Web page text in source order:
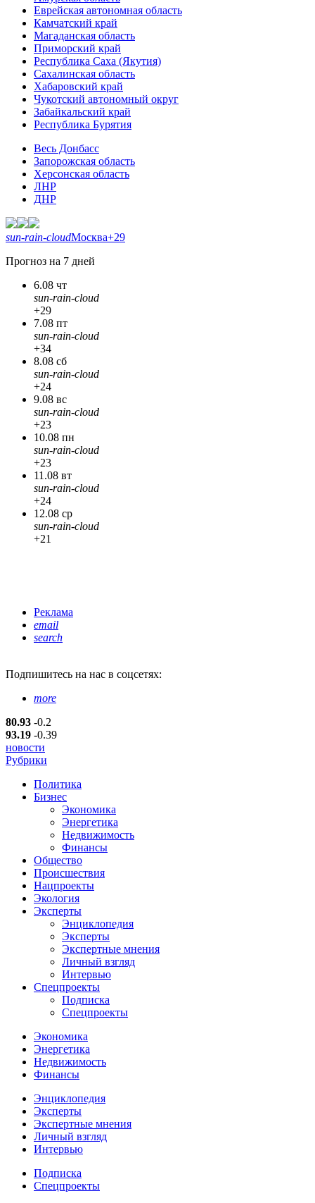
Еврейская автономная область
Камчатский край
Магаданская область
Приморский край
Республика Саха (Якутия)
Сахалинская область
Хабаровский край
Чукотский автономный округ
Забайкальский край
Республика Бурятия
Весь Донбасс
Запорожская область
Херсонская область
ЛНР
ДНР
sun-rain-cloudМосква+29
Прогноз на 7 дней
6.08 чт
sun-rain-cloud
+29
7.08 пт
sun-rain-cloud
+34
8.08 сб
sun-rain-cloud
+24
9.08 вс
sun-rain-cloud
+23
10.08 пн
sun-rain-cloud
+23
11.08 вт
sun-rain-cloud
+24
12.08 ср
sun-rain-cloud
+21
Реклама
email
search
Подпишитесь на нас в соцсетях:
more
80.93 -0.2
93.19 -0.39
новости
Рубрики
Политика
Бизнес
Экономика
Энергетика
Недвижимость
Финансы
Общество
Происшествия
Нацпроекты
Экология
Эксперты
Энциклопедия
Эксперты
Экспертные мнения
Личный взгляд
Интервью
Спецпроекты
Подписка
Спецпроекты
Экономика
Энергетика
Недвижимость
Финансы
Энциклопедия
Эксперты
Экспертные мнения
Личный взгляд
Интервью
Подписка
Спецпроекты